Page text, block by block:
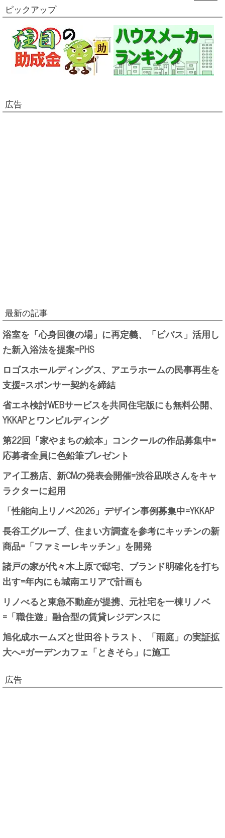
ピックアップ
広告
最新の記事
浴室を「心身回復の場」に再定義、「ビバス」活用し
た新入浴法を提案=PHS
ロゴスホールディングス、アエラホームの民事再生を
支援=スポンサー契約を締結
省エネ検討WEBサービスを共同住宅版にも無料公開、
YKKAPとワンビルディング
第22回「家やまちの絵本」コンクールの作品募集中=
応募者全員に色鉛筆プレゼント
アイ工務店、新CMの発表会開催=渋谷凪咲さんをキャ
ラクターに起用
「性能向上リノベ2026」デザイン事例募集中=YKKAP
長谷工グループ、住まい方調査を参考にキッチンの新
商品=「ファミーレキッチン」を開発
諸戸の家が代々木上原で邸宅、ブランド明確化を打ち
出す=年内にも城南エリアで計画も
リノべると東急不動産が提携、元社宅を一棟リノベ
=「職住遊」融合型の賃貸レジデンスに
旭化成ホームズと世田谷トラスト、「雨庭」の実証拡
大へ=ガーデンカフェ「ときそら」に施工
広告